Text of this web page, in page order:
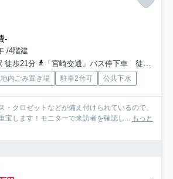
-
/4階建
徒歩21分
「宮崎交通」バス停下車 徒歩1分
内ごみ置き場 駐車2台可 公共下水
・クロゼットなどが備え付けられているので、
宝します！モニターで来訪者を確認し...
もっと